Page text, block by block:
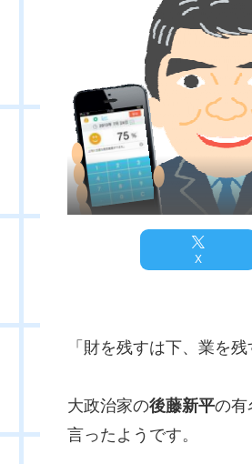
X
「財を残すは下、業を
大政治家の後藤新平の有
言ったようです。